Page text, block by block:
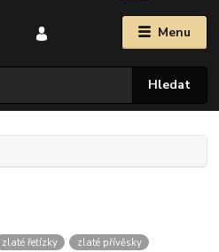
Menu
Hledat
zlaté řetízky
zlaté přívěsky